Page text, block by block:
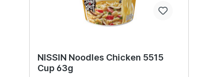
NISSIN Noodles Chicken 5515
Cup 63g